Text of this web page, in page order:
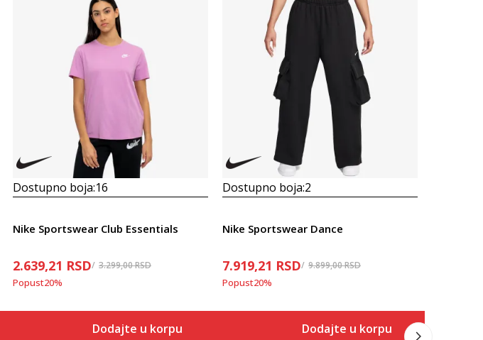
Dostupno boja:16
Nike Sportswear Club Essentials
2.639,21 RSD 3.299,00RSD
Popust20%
Dodajte u korpu
Dostupno boja:2
Nike Sportswear Dance
7.919,21 RSD 9.899,00RSD
Popust20%
Dodajte u korpu